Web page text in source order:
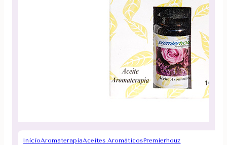
InicioAromaterapiaAceites AromáticosPremierhouz